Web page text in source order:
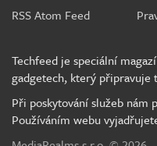
RSS Atom Feed
Techfeed je speciální
gadgetech, který připravuje
Při poskytování služeb nám
Používáním webu